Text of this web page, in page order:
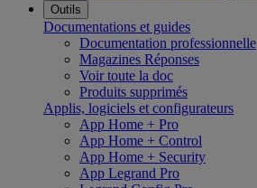
Outils
Documentations et guides
Documentation professionnelle
Magazines Réponses
Voir toute la doc
Produits supprimés
Applis, logiciels et configurateurs
App Home + Pro
App Home + Control
App Home + Security
App Legrand Pro